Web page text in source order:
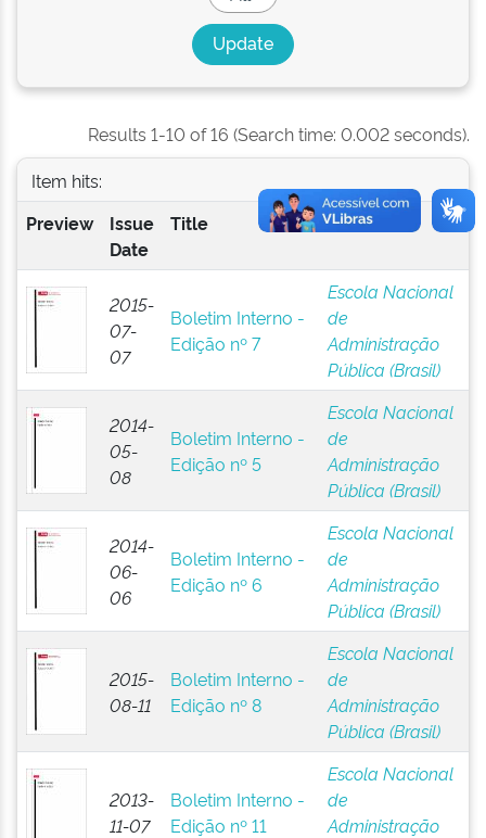
Results 1-10 of 16 (Search time: 0.002 seconds).
Item hits:
Preview
Issue
Date
Title Author(s)
2015-
07-
07
Boletim Interno -
Edição nº 7
Escola Nacional
de
Administração
Pública (Brasil)
2014-
05-
08
Boletim Interno -
Edição nº 5
Escola Nacional
de
Administração
Pública (Brasil)
2014-
06-
06
Boletim Interno -
Edição nº 6
Escola Nacional
de
Administração
Pública (Brasil)
2015-
08-11
Boletim Interno -
Edição nº 8
Escola Nacional
de
Administração
Pública (Brasil)
2013-
11-07
Boletim Interno -
Edição nº 11
Escola Nacional
de
Administração